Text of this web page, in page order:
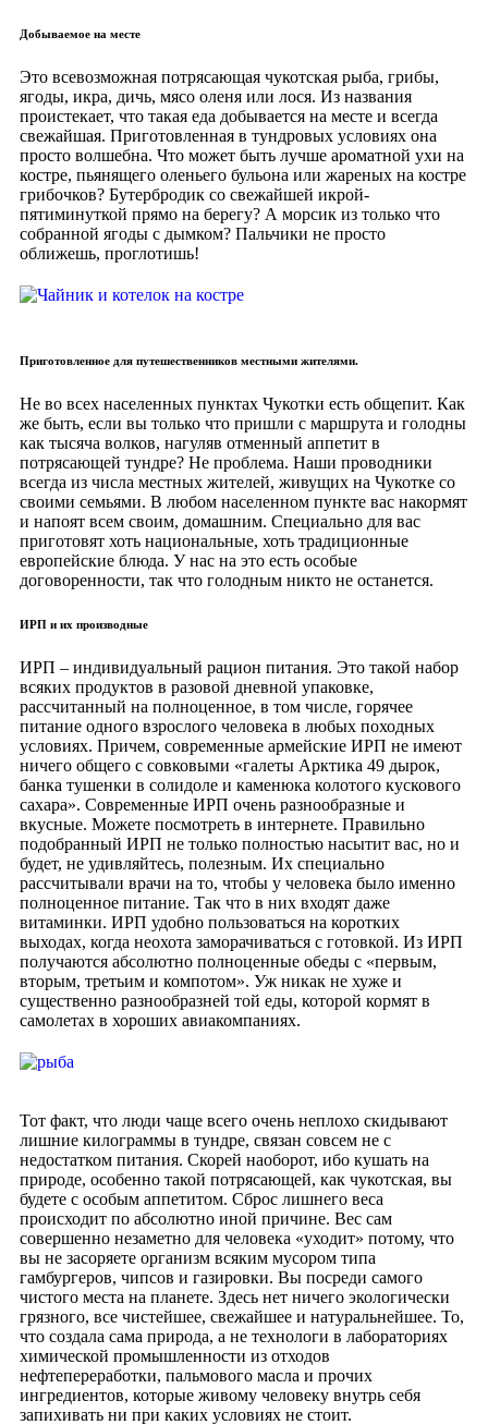
Добываемое на месте
Это всевозможная потрясающая чукотская рыба, грибы,
ягоды, икра, дичь, мясо оленя или лося. Из названия
проистекает, что такая еда добывается на месте и всегда
свежайшая. Приготовленная в тундровых условиях она
просто волшебна. Что может быть лучше ароматной ухи на
костре, пьянящего оленьего бульона или жареных на костре
грибочков? Бутербродик со свежайшей икрой-
пятиминуткой прямо на берегу? А морсик из только что
собранной ягоды с дымком? Пальчики не просто
оближешь, проглотишь!
Приготовленное для путешественников местными жителями.
Не во всех населенных пунктах Чукотки есть общепит. Как
же быть, если вы только что пришли с маршрута и голодны
как тысяча волков, нагуляв отменный аппетит в
потрясающей тундре? Не проблема. Наши проводники
всегда из числа местных жителей, живущих на Чукотке со
своими семьями. В любом населенном пункте вас накормят
и напоят всем своим, домашним. Специально для вас
приготовят хоть национальные, хоть традиционные
европейские блюда. У нас на это есть особые
договоренности, так что голодным никто не останется.
ИРП и их производные
ИРП – индивидуальный рацион питания. Это такой набор
всяких продуктов в разовой дневной упаковке,
рассчитанный на полноценное, в том числе, горячее
питание одного взрослого человека в любых походных
условиях. Причем, современные армейские ИРП не имеют
ничего общего с совковыми «галеты Арктика 49 дырок,
банка тушенки в солидоле и каменюка колотого кускового
сахара». Современные ИРП очень разнообразные и
вкусные. Можете посмотреть в интернете. Правильно
подобранный ИРП не только полностью насытит вас, но и
будет, не удивляйтесь, полезным. Их специально
рассчитывали врачи на то, чтобы у человека было именно
полноценное питание. Так что в них входят даже
витаминки. ИРП удобно пользоваться на коротких
выходах, когда неохота заморачиваться с готовкой. Из ИРП
получаются абсолютно полноценные обеды с «первым,
вторым, третьим и компотом». Уж никак не хуже и
существенно разнообразней той еды, которой кормят в
самолетах в хороших авиакомпаниях.
Тот факт, что люди чаще всего очень неплохо скидывают
лишние килограммы в тундре, связан совсем не с
недостатком питания. Скорей наоборот, ибо кушать на
природе, особенно такой потрясающей, как чукотская, вы
будете с особым аппетитом. Сброс лишнего веса
происходит по абсолютно иной причине. Вес сам
совершенно незаметно для человека «уходит» потому, что
вы не засоряете организм всяким мусором типа
гамбургеров, чипсов и газировки. Вы посреди самого
чистого места на планете. Здесь нет ничего экологически
грязного, все чистейшее, свежайшее и натуральнейшее. То,
что создала сама природа, а не технологи в лабораториях
химической промышленности из отходов
нефтепереработки, пальмового масла и прочих
ингредиентов, которые живому человеку внутрь себя
запихивать ни при каких условиях не стоит.